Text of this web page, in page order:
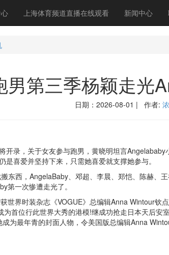
上海体育频道直播在线观看 新闻中心
男第三季杨颖走光
日期：2026-08-01 | 作者:
录，关于女友参与跑男，黄晓明坦言Angelababy
是喜爱并坚持下来，只需她喜爱就支撑她参与。
西，AngelaBaby、邓超、李晨、郑恺、陈赫、
第一次惨遭走光了。
界时装杂志《VOGUE》总编辑Anna Wintour钦
为首位行此世界大秀的港模!继成功抢走日本天后
为最年青的封面人物，令美国版总编辑Anna